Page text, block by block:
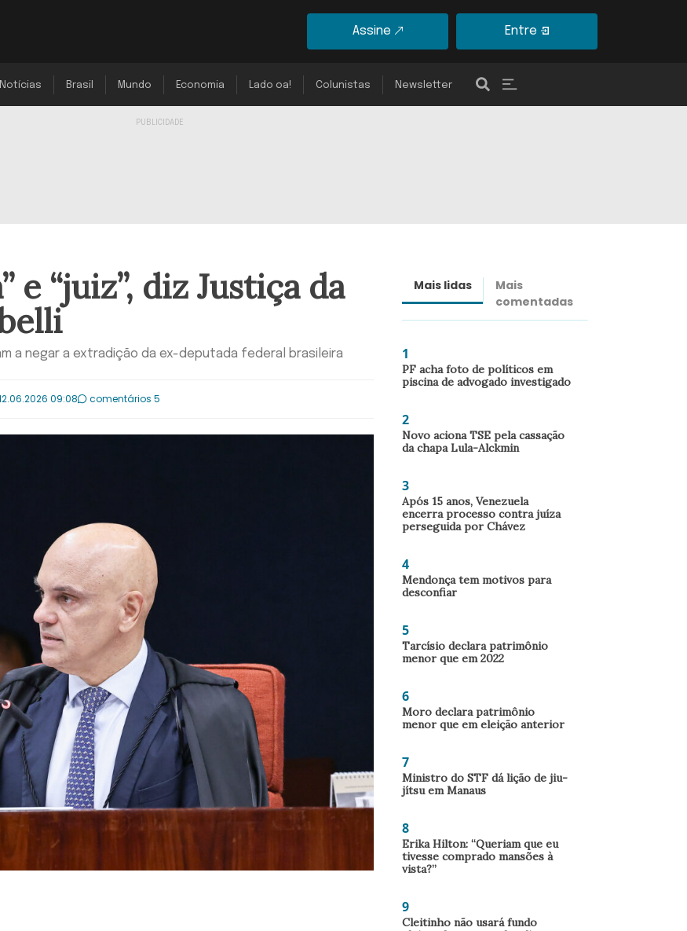
Assine Entre
Brasil Mundo Economia Lado oa! Colunistas Newsletter
e “juiz”, diz Justiça da
a negar a extradição da ex-deputada federal brasileira
09:08 comentários 5
Mais lidas
Mais
comentadas
1
PF acha foto de políticos em
piscina de advogado investigado
2
Novo aciona TSE pela cassação
da chapa Lula-Alckmin
3
Após 15 anos, Venezuela
encerra processo contra juíza
perseguida por Chávez
4
Mendonça tem motivos para
desconfiar
5
Tarcísio declara patrimônio
menor que em 2022
6
Moro declara patrimônio
menor que em eleição anterior
7
Ministro do STF dá lição de jiu-
jítsu em Manaus
8
Erika Hilton: “Queriam que eu
tivesse comprado mansões à
vista?”
9
Cleitinho não usará fundo